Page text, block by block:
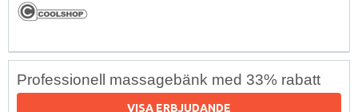
Professionell massagebänk med 33% rabatt
VISA ERBJUDANDE